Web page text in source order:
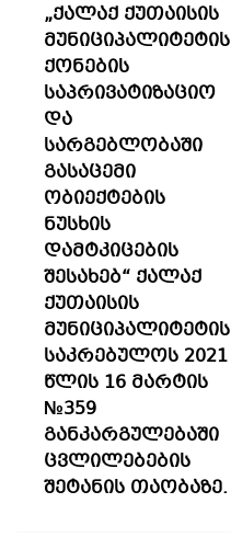
„ქალაქ ქუთაისის
მუნიციპალიტეტის
ქონების
საპრივატიზაციო
და
სარგებლობაში
გასაცემი
ობიექტების
ნუსხის
დამტკიცების
შესახებ“ ქალაქ
ქუთაისის
მუნიციპალიტეტის
საკრებულოს 2021
წლის 16 მარტის
№359
განკარგულებაში
ცვლილებების
შეტანის თაობაზე.